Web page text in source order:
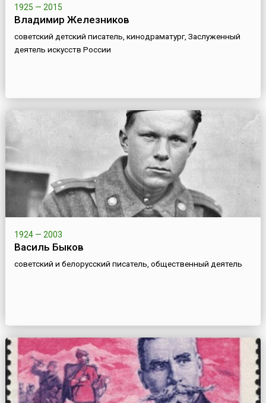
1925 — 2015
Владимир Железников
советский детский писатель, кинодраматург, Заслуженный
деятель искусств России
1924 — 2003
Василь Быков
советский и белорусский писатель, общественный деятель